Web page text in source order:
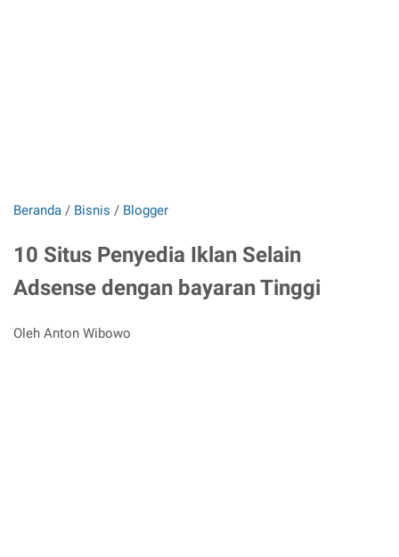
Beranda / Bisnis / Blogger
10 Situs Penyedia Iklan Selain
Adsense dengan bayaran Tinggi
Oleh Anton Wibowo